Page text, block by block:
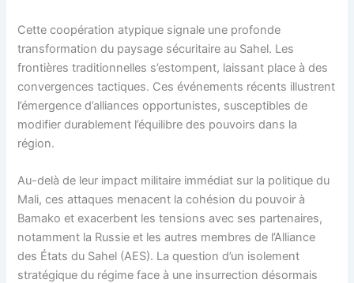
Cette coopération atypique signale une profonde
transformation du paysage sécuritaire au Sahel. Les
frontières traditionnelles s’estompent, laissant place à des
convergences tactiques. Ces événements récents illustrent
l’émergence d’alliances opportunistes, susceptibles de
modifier durablement l’équilibre des pouvoirs dans la
région.
Au-delà de leur impact militaire immédiat sur la politique du
Mali, ces attaques menacent la cohésion du pouvoir à
Bamako et exacerbent les tensions avec ses partenaires,
notamment la Russie et les autres membres de l’Alliance
des États du Sahel (AES). La question d’un isolement
stratégique du régime face à une insurrection désormais